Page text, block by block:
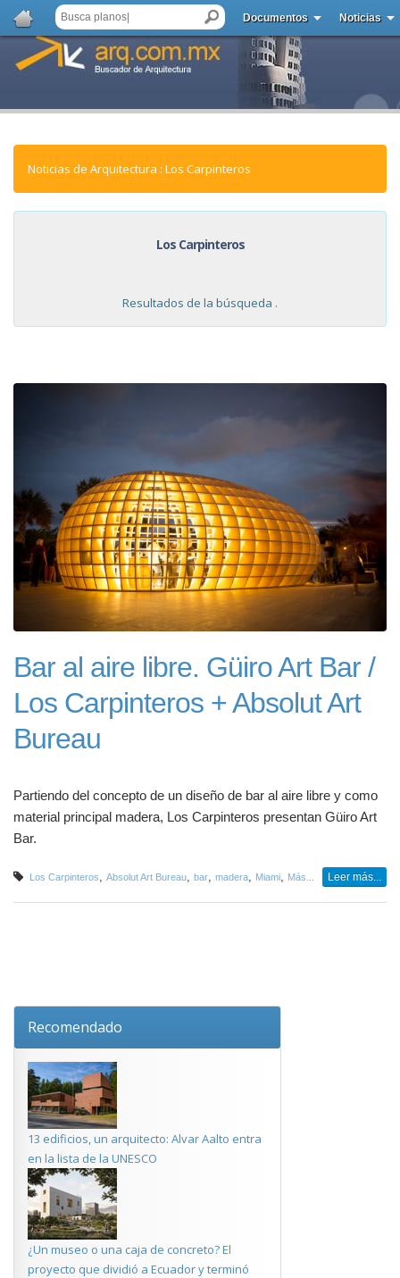
Documentos Noticias
Noticias de Arquitectura : Los Carpinteros
Los Carpinteros
Resultados de la búsqueda .
Bar al aire libre. Güiro Art Bar /
Los Carpinteros + Absolut Art
Bureau
Partiendo del concepto de un diseño de bar al aire libre y como
material principal madera, Los Carpinteros presentan Güiro Art
Bar.
Los Carpinteros, Absolut Art Bureau, bar, madera, Miami, Más... Leer más...
Recomendado
13 edificios, un arquitecto: Alvar Aalto entra
en la lista de la UNESCO
¿Un museo o una caja de concreto? El
proyecto que dividió a Ecuador y terminó